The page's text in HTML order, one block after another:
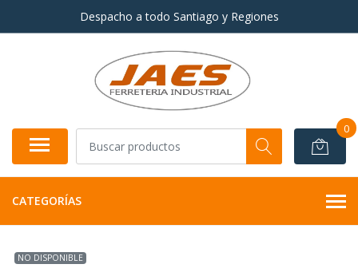
Despacho a todo Santiago y Regiones
0
CATEGORÍAS
NO DISPONIBLE